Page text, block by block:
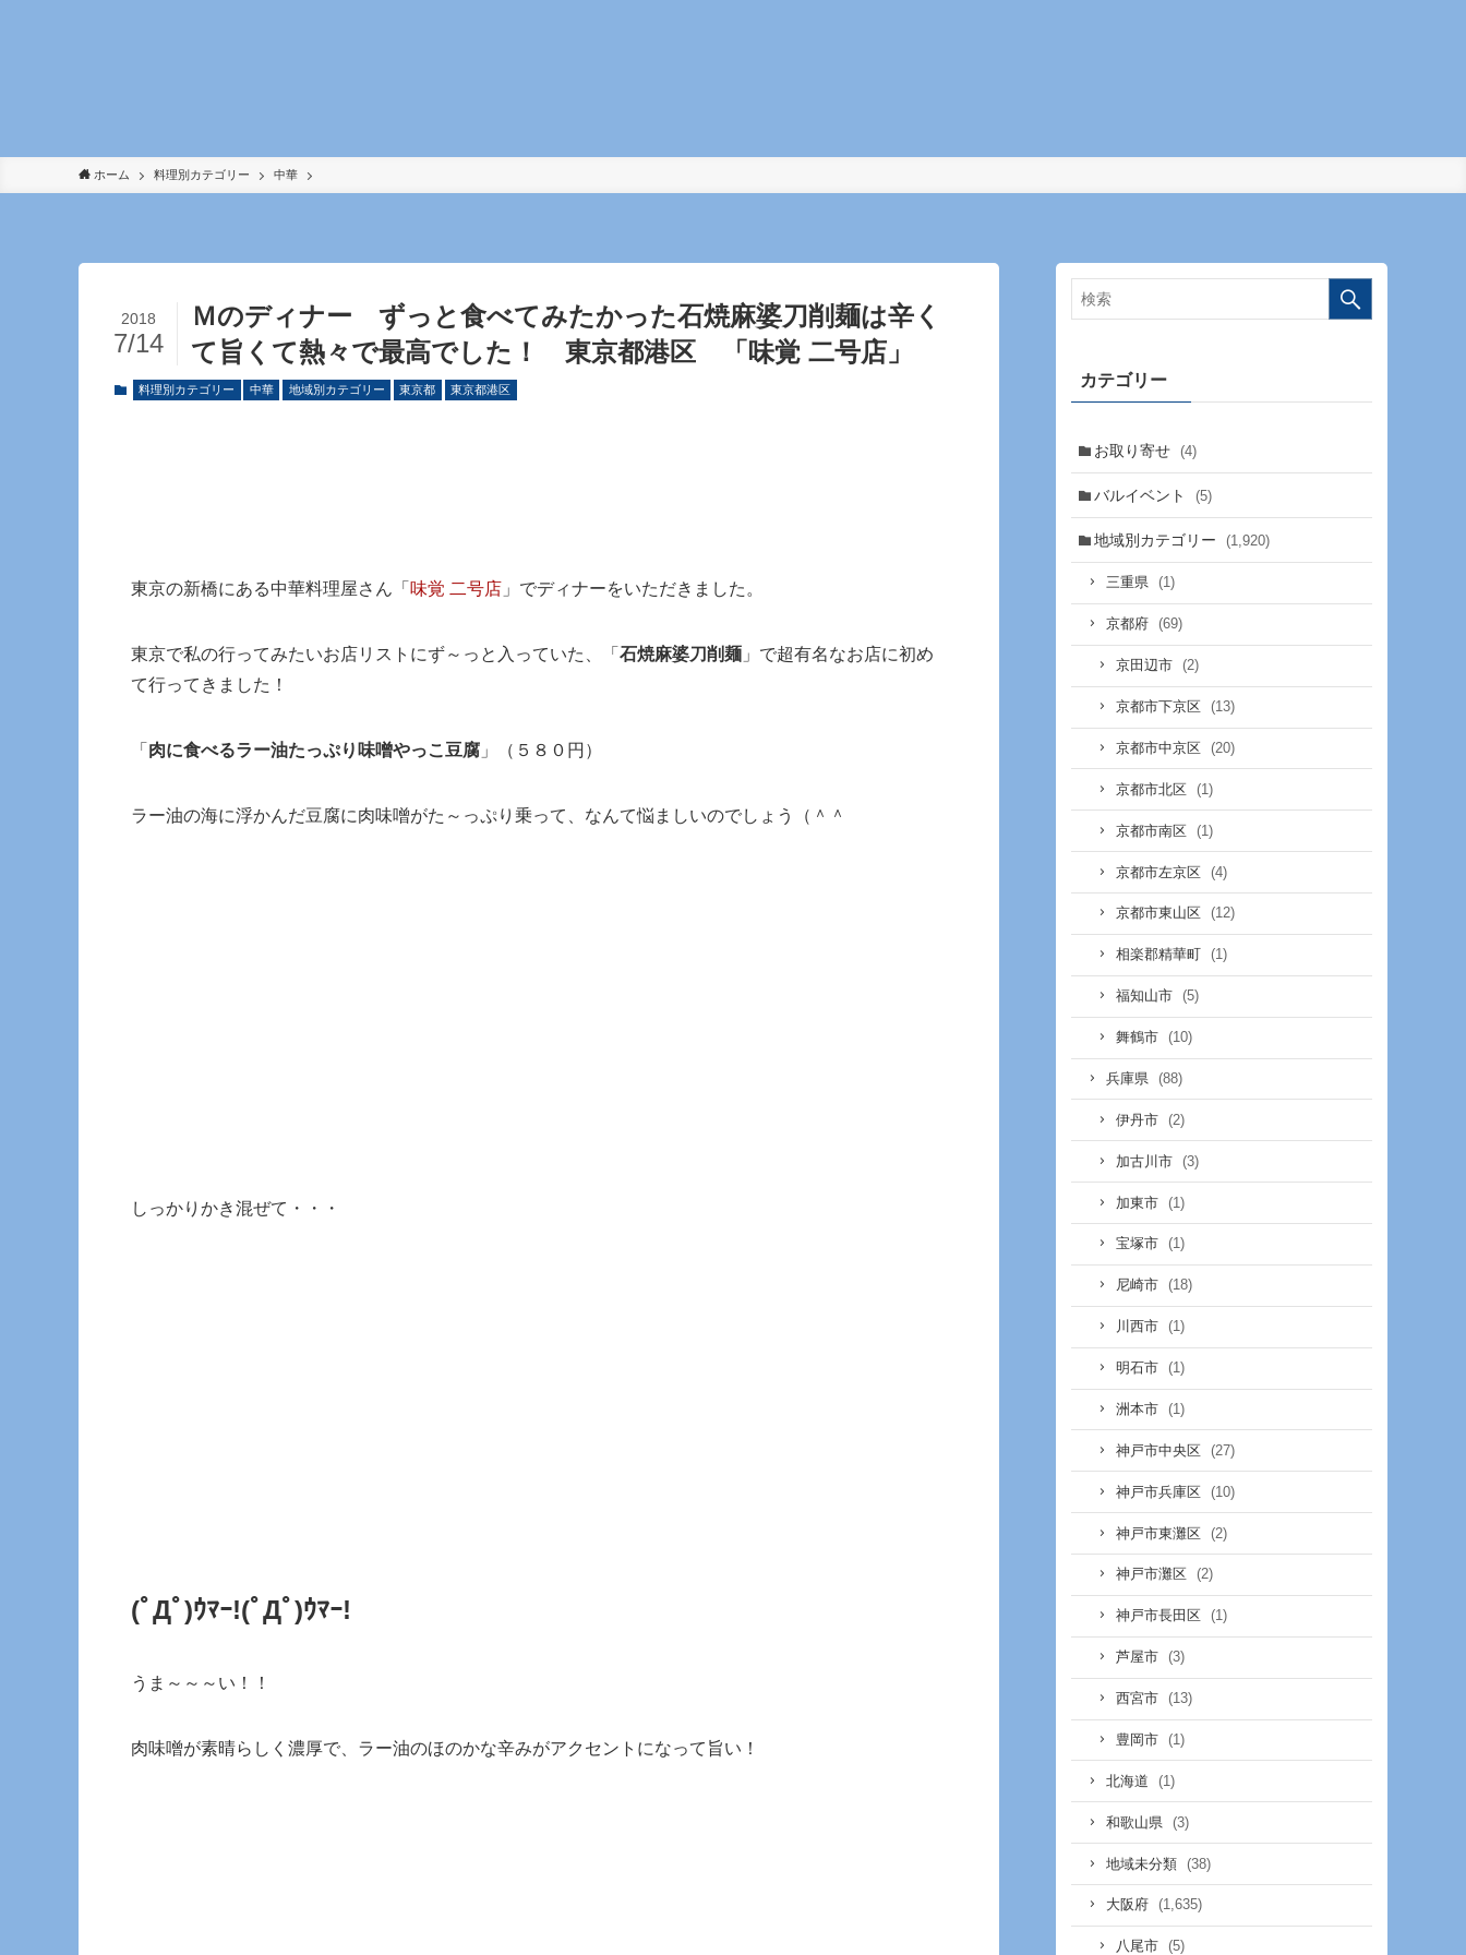
ホーム 料理別カテゴリー 中華
Ｍのディナー ずっと食べてみたかった石焼麻婆刀削麺は辛く
て旨くて熱々で最高でした！ 東京都港区 「味覚 二号店」
2018
7/14
料理別カテゴリー 中華 地域別カテゴリー 東京都 東京都港区
東京の新橋にある中華料理屋さん「 味覚 二号店 」でディナーをいただきました。
東京で私の行ってみたいお店リストにず～っと入っていた、「 石焼麻婆刀削麺 」で超有名なお店に初め
て行ってきました！
「 肉に食べるラー油たっぷり味噌やっこ豆腐 」（５８０円）
ラー油の海に浮かんだ豆腐に肉味噌がた～っぷり乗って、なんて悩ましいのでしょう（＾＾
しっかりかき混ぜて・・・
(ﾟДﾟ)ｳﾏｰ!(ﾟДﾟ)ｳﾏｰ!
うま～～～い！！
肉味噌が素晴らしく濃厚で、ラー油のほのかな辛みがアクセントになって旨い！
カテゴリー
お取り寄せ (4)
バルイベント (5)
地域別カテゴリー (1,920)
三重県 (1)
京都府 (69)
京田辺市 (2)
京都市下京区 (13)
京都市中京区 (20)
京都市北区 (1)
京都市南区 (1)
京都市左京区 (4)
京都市東山区 (12)
相楽郡精華町 (1)
福知山市 (5)
舞鶴市 (10)
兵庫県 (88)
伊丹市 (2)
加古川市 (3)
加東市 (1)
宝塚市 (1)
尼崎市 (18)
川西市 (1)
明石市 (1)
洲本市 (1)
神戸市中央区 (27)
神戸市兵庫区 (10)
神戸市東灘区 (2)
神戸市灘区 (2)
神戸市長田区 (1)
芦屋市 (3)
西宮市 (13)
豊岡市 (1)
北海道 (1)
和歌山県 (3)
地域未分類 (38)
大阪府 (1,635)
八尾市 (5)